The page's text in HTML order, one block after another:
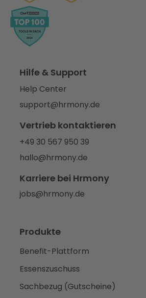
Hilfe & Support
Help Center
support@hrmony.de
Vertrieb kontaktieren
+49 30 567 950 39
hallo@hrmony.de
Karriere bei Hrmony
jobs@hrmony.de
Produkte
Benefit-Plattform
Essenszuschuss
Sachbezug (Gutscheine)